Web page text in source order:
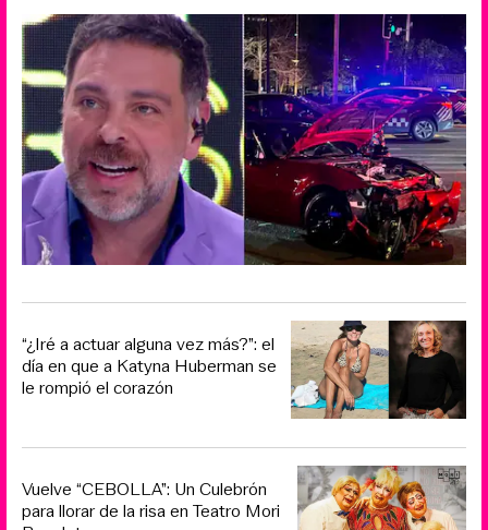
“¿Iré a actuar alguna vez más?”: el
día en que a Katyna Huberman se
le rompió el corazón
Vuelve “CEBOLLA”: Un Culebrón
para llorar de la risa en Teatro Mori